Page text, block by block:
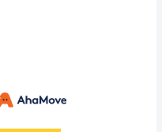
ứng mềm mịn và thanh
xe ô tô sang trọng, trên bề
đắt tiền, trong khoang
Tất nhiên, hãng cũng có
mặt C làm bằng kim
cần.